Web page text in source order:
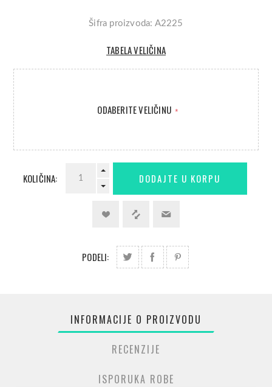
Šifra proizvoda: A2225
TABELA VELIČINA
ODABERITE VELIČINU *
KOLIČINA:
PODELI:
INFORMACIJE O PROIZVODU
RECENZIJE
ISPORUKA ROBE